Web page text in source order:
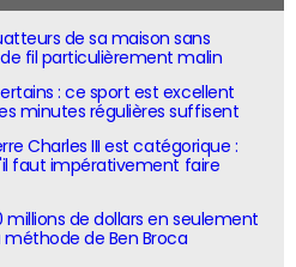
de sa maison sans
fil particulièrement malin
: ce sport est excellent
minutes régulières suffisent
Charles III est catégorique :
faut impérativement faire
millions de dollars en seulement
méthode de Ben Broca